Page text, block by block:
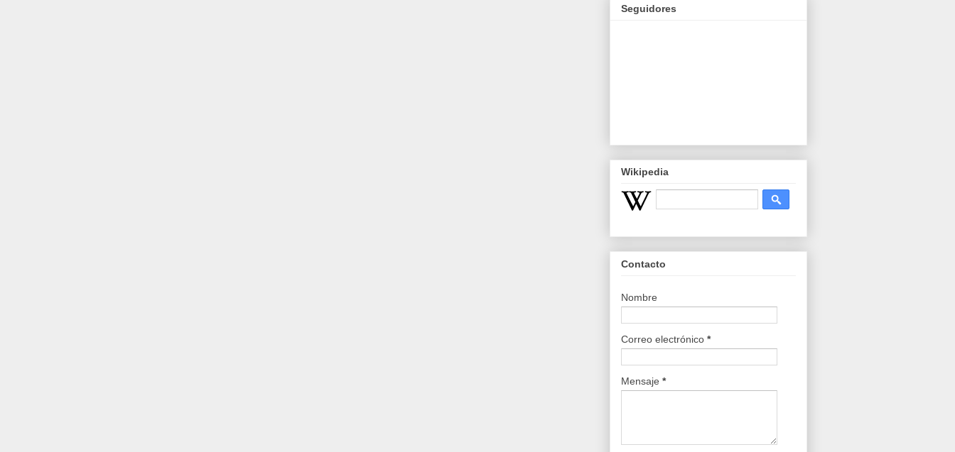
Seguidores
Wikipedia
Contacto
Nombre
Correo electrónico *
Mensaje *